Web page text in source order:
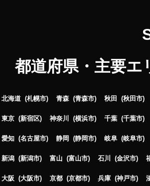
スピーキングマ
ープログラム（
ープログラム（
信）Kコース（幼
ープログラム（
児）
都道府県・主要エ
北海道 札幌市 青森 青森市 秋田 秋田市
東京 新宿区 神奈川 横浜市 千葉 千葉市
愛知 名古屋市 静岡 静岡市 岐阜 岐阜市
新潟 新潟市 富山 富山市 石川 金沢市
大阪 大阪市 京都 京都市 兵庫 神戸市